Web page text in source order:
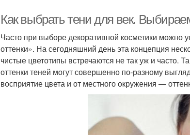
Как выбрать тени для век.
Часто при выборе декоративной косметики
оттенки». На сегодняшний день эта концепция
чистые цветотипы встречаются не так уж и часто.
оттенки теней могут совершенно по-разному
восприятие цвета и от местного окружения —